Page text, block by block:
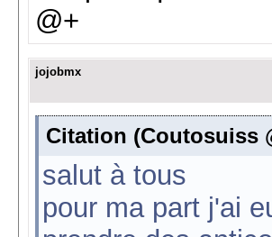
@+
jojobmx
Citation (Coutosuiss
salut à tous
pour ma part j'ai